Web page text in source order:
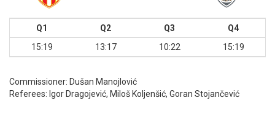
Q1 Q2 Q3
Q4
15:19
13:17 10:22 15:19
Commissioner: Dušan Manojlović
Referees: Igor Dragojević, Miloš Koljenšić, Goran Stojančević